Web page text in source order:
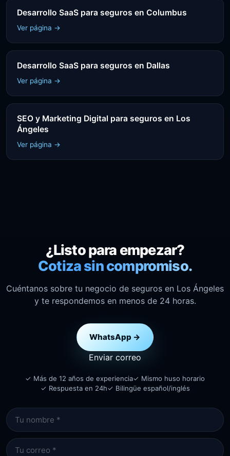
Desarrollo SaaS para seguros en Columbus
Ver página →
Desarrollo SaaS para seguros en Dallas
Ver página →
SEO y Marketing Digital para seguros en Los
Ángeles
Ver página →
¿Listo para empezar?
Cotiza sin compromiso.
Cuéntanos sobre tu negocio de seguros en Los Ángeles
y te respondemos en menos de 24 horas.
WhatsApp →
Enviar correo
✓ Más de 12 años de experiencia✓ Mismo huso horario
✓ Respuesta en 24h✓ Bilingüe español/inglés